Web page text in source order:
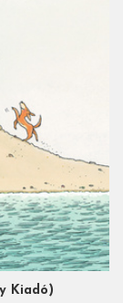
Kiadó)